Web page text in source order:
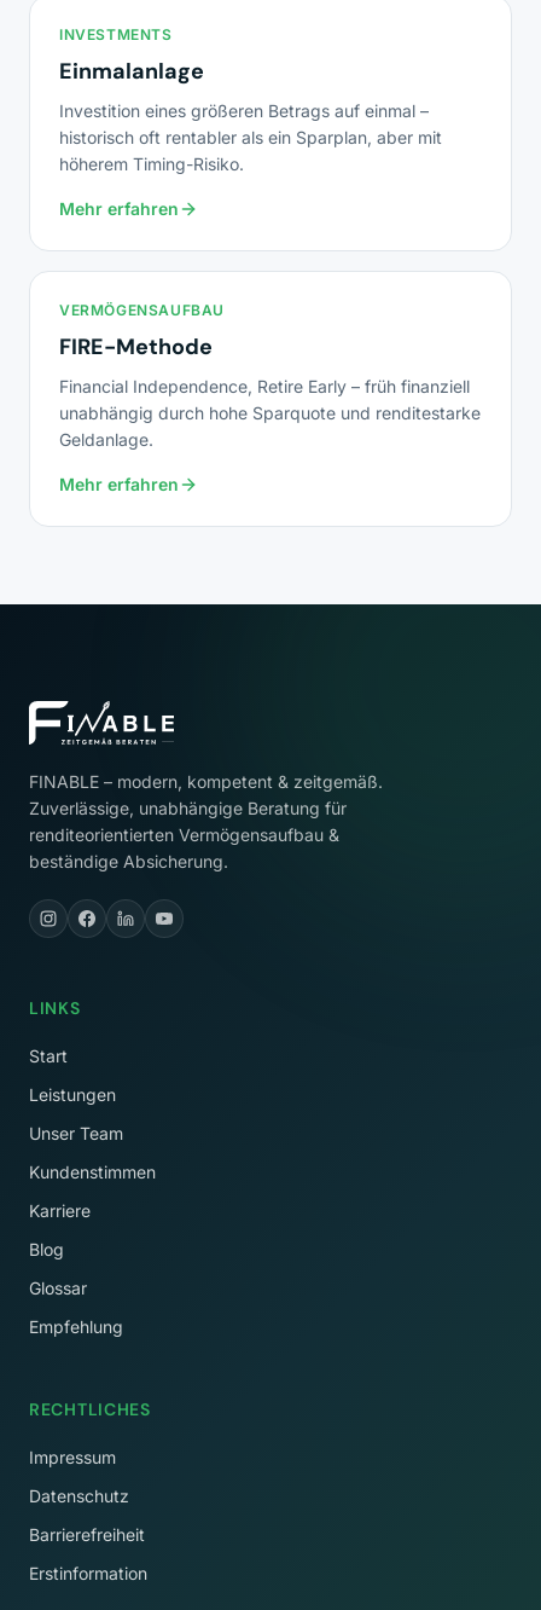
INVESTMENTS
Einmalanlage
Investition eines größeren Betrags auf einmal –
historisch oft rentabler als ein Sparplan, aber mit
höherem Timing-Risiko.
Mehr erfahren
VERMÖGENSAUFBAU
FIRE-Methode
Financial Independence, Retire Early – früh finanziell
unabhängig durch hohe Sparquote und renditestarke
Geldanlage.
Mehr erfahren
FINABLE – modern, kompetent & zeitgemäß.
Zuverlässige, unabhängige Beratung für
renditeorientierten Vermögensaufbau &
beständige Absicherung.
LINKS
Start
Leistungen
Unser Team
Kundenstimmen
Karriere
Blog
Glossar
Empfehlung
RECHTLICHES
Impressum
Datenschutz
Barrierefreiheit
Erstinformation